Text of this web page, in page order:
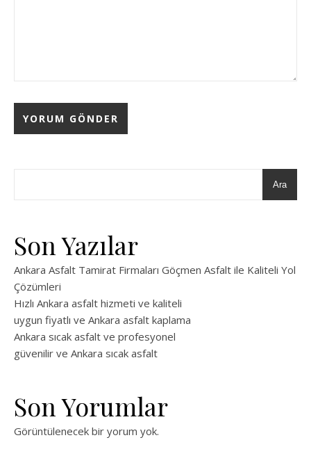
Ara
Son Yazılar
Ankara Asfalt Tamirat Firmaları Göçmen Asfalt ile Kaliteli Yol
Çözümleri
Hızlı Ankara asfalt hizmeti ve kaliteli
uygun fiyatlı ve Ankara asfalt kaplama
Ankara sıcak asfalt ve profesyonel
güvenilir ve Ankara sıcak asfalt
Son Yorumlar
Görüntülenecek bir yorum yok.